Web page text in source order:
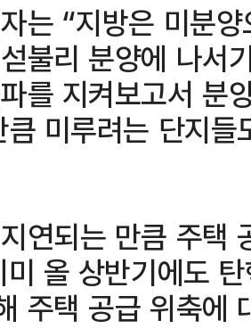
는 “지방은 미분
불리 분양에 나서
를 지켜보고서 분
미루려는 단지
연되는 만큼 주택
올 상반기에도
주택 공급 위축에